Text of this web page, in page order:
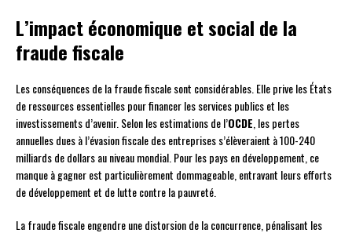
L’impact économique et social de la
fraude fiscale
Les conséquences de la fraude fiscale sont considérables. Elle prive les États
de ressources essentielles pour financer les services publics et les
investissements d’avenir. Selon les estimations de l’OCDE , les pertes
annuelles dues à l’évasion fiscale des entreprises s’élèveraient à 100-240
milliards de dollars au niveau mondial. Pour les pays en développement, ce
manque à gagner est particulièrement dommageable, entravant leurs efforts
de développement et de lutte contre la pauvreté.
La fraude fiscale engendre une distorsion de la concurrence, pénalisant les